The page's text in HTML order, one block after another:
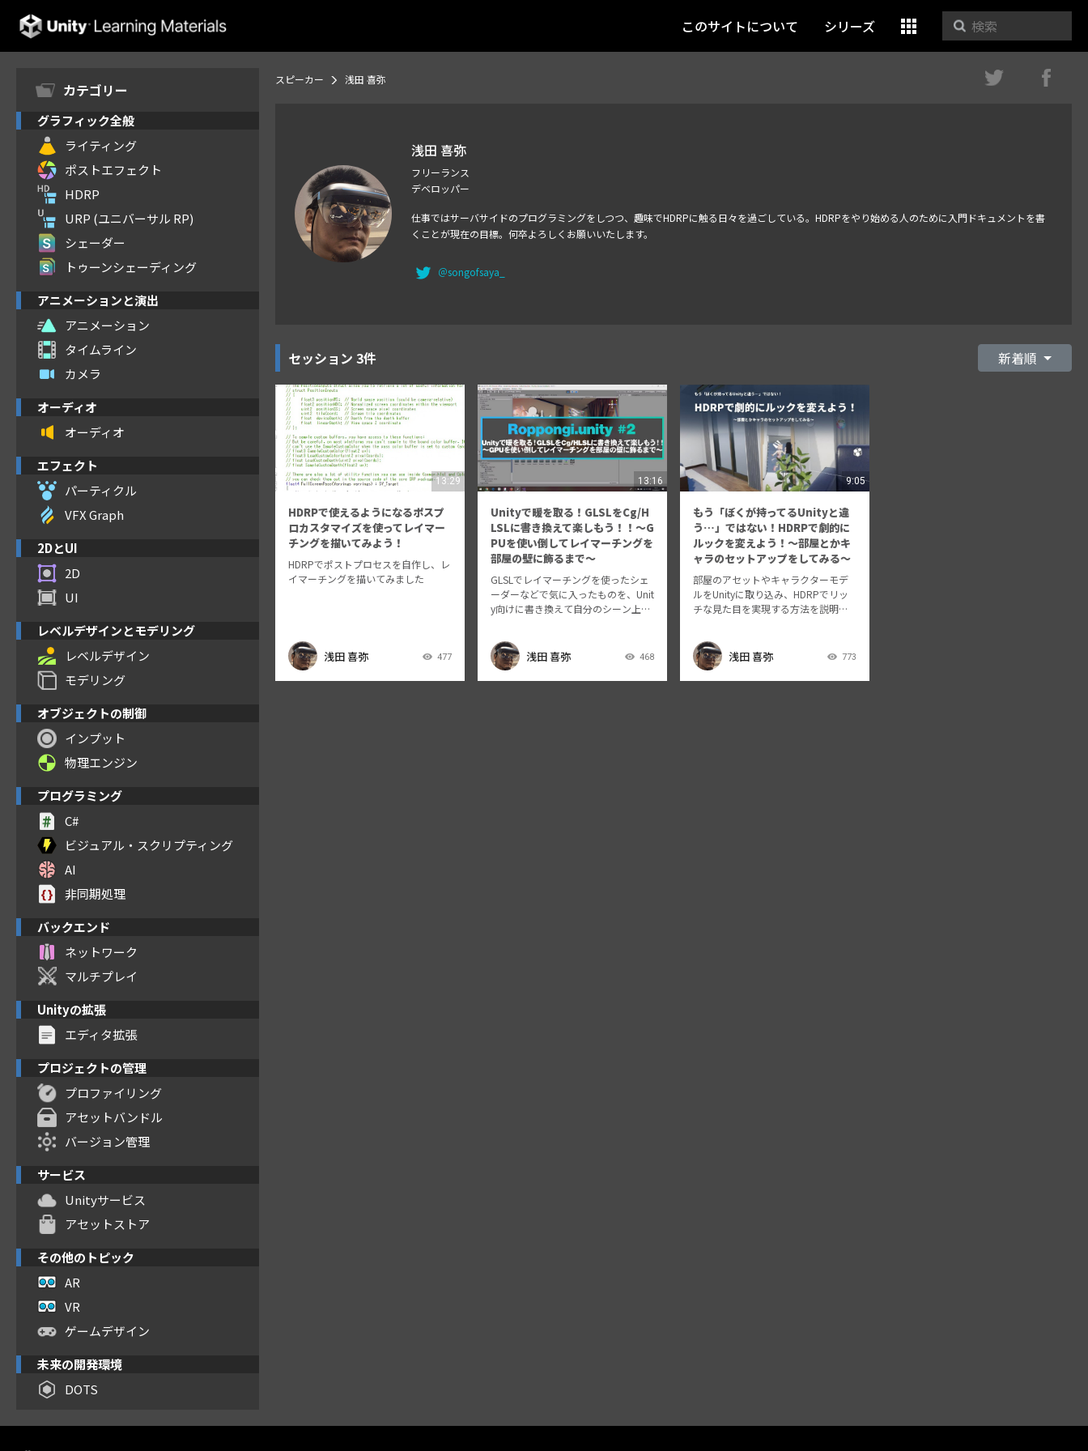
Unity Learning Materials
このサイトについて シリーズ
カテゴリー
グラフィック全般
ライティング
ポストエフェクト
HDRP
URP (ユニバーサル RP)
シェーダー
トゥーンシェーディング
アニメーションと演出
アニメーション
タイムライン
カメラ
オーディオ
オーディオ
エフェクト
パーティクル
VFX Graph
2DとUI
2D
UI
レベルデザインとモデリング
レベルデザイン
モデリング
オブジェクトの制御
インプット
物理エンジン
プログラミング
C#
ビジュアル・スクリプティング
AI
非同期処理
バックエンド
ネットワーク
マルチプレイ
Unityの拡張
エディタ拡張
プロジェクトの管理
プロファイリング
アセットバンドル
バージョン管理
サービス
Unityサービス
アセットストア
その他のトピック
AR
VR
ゲームデザイン
未来の開発環境
DOTS
スピーカー 浅田 喜弥
浅田 喜弥
フリーランス
デベロッパー
仕事ではサーバサイドのプログラミングをしつつ、趣味でHDRPに触る日々を過ごしている。HDRPをやり始める人のために入門ドキュメントを書
くことが現在の目標。何卒よろしくお願いいたします。
＠songofsaya_
セッション 3件 新着順
13:29
HDRPで使えるようになるポスプ
ロカスタマイズを使ってレイマー
チングを描いてみよう！
HDRPでポストプロセスを自作し、レ
イマーチングを描いてみました
浅田 喜弥 477
13:16
Unityで暖を取る！GLSLをCg/H
LSLに書き換えて楽しもう！！～G
PUを使い倒してレイマーチングを
部屋の壁に飾るまで～
GLSLでレイマーチングを使ったシェ
ーダーなどで気に入ったものを、Unit
y向けに書き換えて自分のシーン上に
ズ https://roppongiuni…
浅田 喜弥 468
9:05
もう「ぼくが持ってるUnityと違
う…」ではない！HDRPで劇的に
ルックを変えよう！～部屋とかキ
ャラのセットアップをしてみる～
部屋のアセットやキャラクターモデ
ルをUnityに取り込み、HDRPでリッ
チな見た目を実現する方法を説明し
浅田 喜弥 773